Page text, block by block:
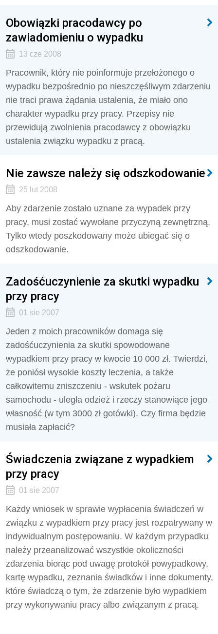
Obowiązki pracodawcy po
zawiadomieniu o wypadku
13 cze 2008
Pracownik, który nie poinformuje przełożonego o
wypadku bezpośrednio po nieszczęśliwym zdarzeniu
nie traci prawa żądania ustalenia, że miało ono
charakter wypadku przy pracy. Przepisy nie
przewidują zwolnienia pracodawcy z obowiązku
ustalenia związku wypadku z pracą.
Nie zawsze należy się odszkodowanie
25 lut 2008
Aby zdarzenie zostało uznane za wypadek przy
pracy, musi zostać wywołane przyczyną zewnętrzną.
Tylko wtedy poszkodowany może ubiegać się o
odszkodowanie.
Zadośćuczynienie za skutki wypadku
przy pracy
01 sie 2007
Jeden z moich pracowników domaga się
zadośćuczynienia za skutki spowodowane
wypadkiem przy pracy w kwocie 10 000 zł. Twierdzi,
że poniósł wysokie koszty leczenia, a także
całkowitemu zniszczeniu - wskutek pożaru
samochodu - uległa odzież i rzeczy stanowiące jego
własność (w tym 3000 zł gotówki). Czy firma będzie
musiała zapłacić?
Świadczenia związane z wypadkiem
przy pracy
01 sie 2007
Każdy wniosek w sprawie wypłacenia świadczeń w
związku z wypadkiem przy pracy jest rozpatrywany w
indywidualnym postępowaniu. W każdym przypadku
należy przeanalizować wszystkie okoliczności
zdarzenia biorąc pod uwagę protokół powypadkowy,
kartę wypadku, zeznania świadków i inne dokumenty,
które świadczą o tym, że zdarzenie było wypadkiem
przy wykonywaniu pracy albo związanym z pracą.